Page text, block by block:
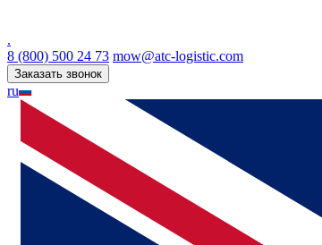
.
8 (800) 500 24 73 mow@atc-logistic.com
Заказать звонок
ru